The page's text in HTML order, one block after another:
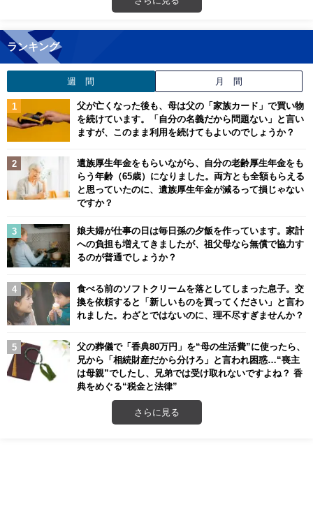
ランキング
週 間 月 間
父が亡くなった後も、母は父の「家族カード」で買い物
を続けています。「自分の名義だから問題ない」と言い
ますが、このまま利用を続けてもよいのでしょうか？
遺族厚生年金をもらいながら、自分の老齢厚生年金をも
らう年齢（65歳）になりました。両方とも全額もらえる
と思っていたのに、遺族厚生年金が減るって損じゃない
ですか？
娘夫婦が仕事の日は毎日孫の夕飯を作っています。家計
への負担も増えてきましたが、祖父母なら無償で協力す
るのが普通でしょうか？
食べる前のソフトクリームを落としてしまった息子。交
換を依頼すると「新しいものを買ってください」と言わ
れました。わざとではないのに、理不尽すぎませんか？
父の葬儀で「香典80万円」を“母の生活費”に使ったら、
兄から「相続財産だから分けろ」と言われ困惑…“喪主
は母親”でしたし、兄弟では受け取れないですよね？ 香
典をめぐる“税金と法律”
さらに見る